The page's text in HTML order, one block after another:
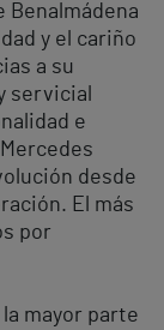
Benalmádena
y el cariño
a su
servicial
e
desde
El más
por
mayor parte